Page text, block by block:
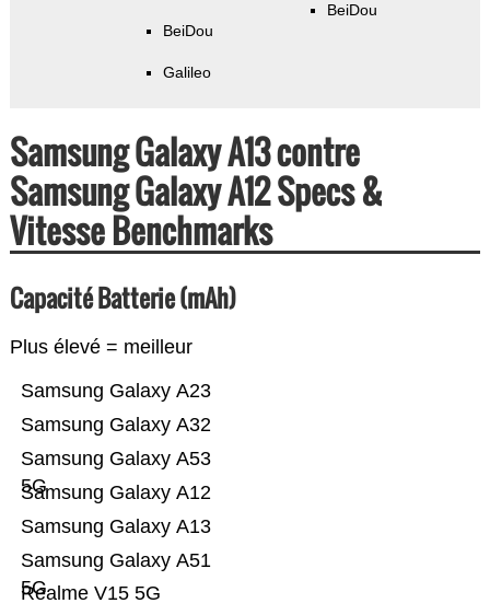
BeiDou
Galileo
BeiDou
Samsung Galaxy A13 contre
Samsung Galaxy A12 Specs &
Vitesse Benchmarks
Capacité Batterie (mAh)
Plus élevé = meilleur
Realme V15 5G
Samsung Galaxy A51
5G
Samsung Galaxy A13
Samsung Galaxy A12
Samsung Galaxy A53
5G
Samsung Galaxy A32
Samsung Galaxy A23